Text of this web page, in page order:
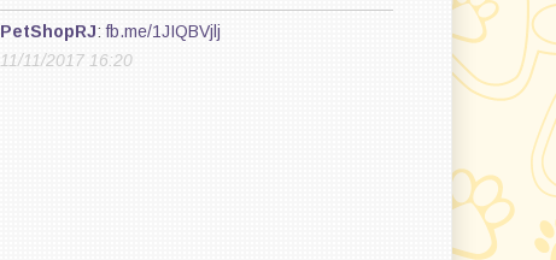
PetShopRJ:fb.me/1JIQBVjlj
11/11/2017 16:20